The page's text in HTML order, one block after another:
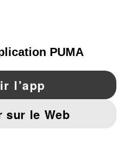
Pinterest
MENTIONS ET DONNÉES LÉGALES